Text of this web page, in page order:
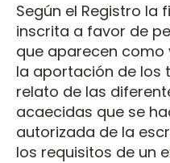
Según el Registro la
inscrita a favor de
que aparecen como
la aportación de los
relato de las
acaecidas que se
autorizada de la
los requisitos de un